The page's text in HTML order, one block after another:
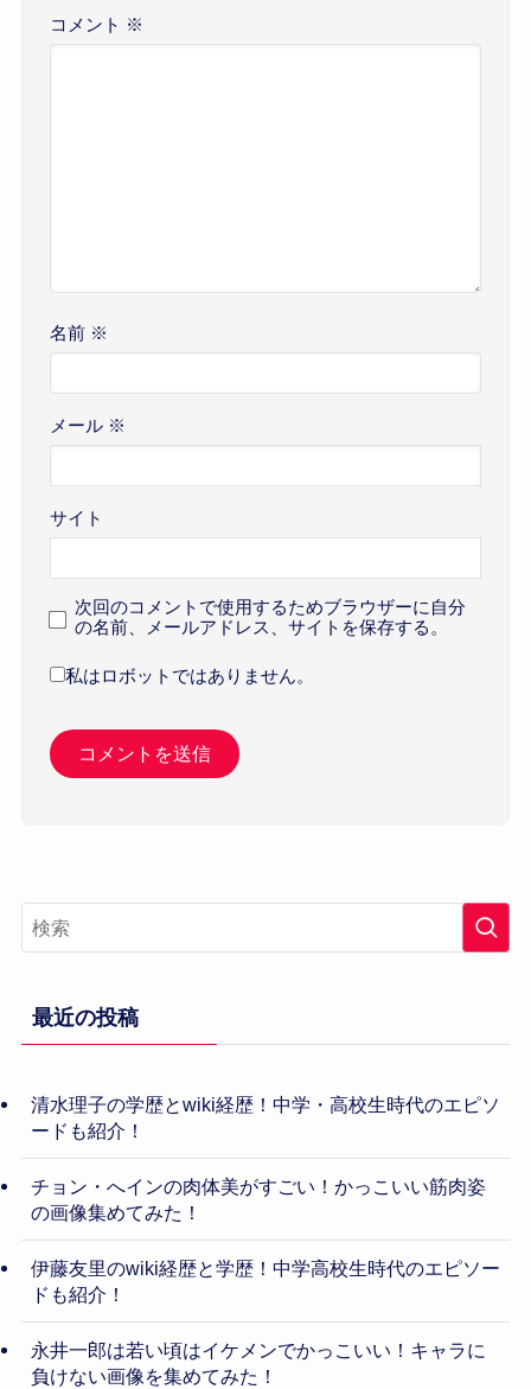
コメント ※
名前 ※
メール ※
サイト
次回のコメントで使用するためブラウザーに自分
の名前、メールアドレス、サイトを保存する。
私はロボットではありません。
最近の投稿
清水理子の学歴とwiki経歴！中学・高校生時代のエピソ
ードも紹介！
チョン・へインの肉体美がすごい！かっこいい筋肉姿
の画像集めてみた！
伊藤友里のwiki経歴と学歴！中学高校生時代のエピソー
ドも紹介！
永井一郎は若い頃はイケメンでかっこいい！キャラに
負けない画像を集めてみた！